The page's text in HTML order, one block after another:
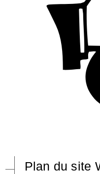
Plan du site